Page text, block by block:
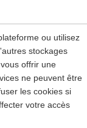
ou utilisez
stockages
offrir une
ne peuvent être
les cookies si
votre accès